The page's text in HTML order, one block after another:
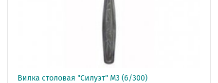
Вилка столовая "Силуэт" М3 (6/300)